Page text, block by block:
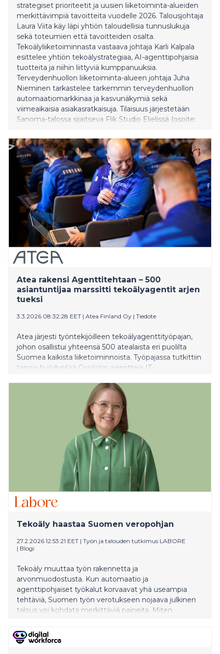
strategiset prioriteetit ja uusien liiketoiminta-alueiden
merkittävimpiä tavoitteita vuodelle 2026. Talousjohtaja
Laura Viita käy läpi yhtiön taloudellisia tunnuslukuja
sekä toteumien että tavoitteiden osalta.
Tekoälyliiketoiminnasta vastaava johtaja Karli Kalpala
esittelee yhtiön tekoälystrategiaa, AI-agenttipohjaisia
tuotteita ja niihin liittyviä kumppanuuksia.
Terveydenhuollon liiketoiminta-alueen johtaja Juha
Nieminen tarkastelee tarkemmin terveydenhuollon
automaatiomarkkinaa ja kasvunäkymiä sekä
viimeaikaisia asiakasratkaisuja. Tilaisuus järjestetään
Sanoma-talossa sijaitseva Flik Studio Elielissä (osoite:
ennen ohjelman alkamista. Paikan päällä osallistu
Atea rakensi Agenttitehtaan – 500
asiantuntijaa marssitti tekoälyagentit arjen
tueksi
3.3.2026 08:32:28 EET | Atea Finland Oy | Tiedote
Atea järjesti työntekijöilleen tekoälyagenttityöpajan,
johon osallistui yhteensä 500 atealaista eri puolilta
Suomea kaikista liiketoiminnoista. Työpajassa tutkittiin
tapoja hyödyntää Copilotin agentteja IT-
atealaisten arkea, niiden hyödyt on helppo osoittaa
Tekoäly haastaa Suomen veropohjan
27.2.2026 12:53:21 EET | Työn ja talouden tutkimus LABORE
| Blogi
Tekoäly muuttaa työn rakennetta ja
arvonmuodostusta. Kun automaatio ja
agenttipohjaiset työkalut korvaavat yhä useampia
tehtäviä, Suomen työn verotukseen nojaava julkinen
talous voi kohdata merkittäviä paineita. Miten
hyvinvointivaltion rahoitus säilyy kestävänä tekoälyn
aikakaudella?